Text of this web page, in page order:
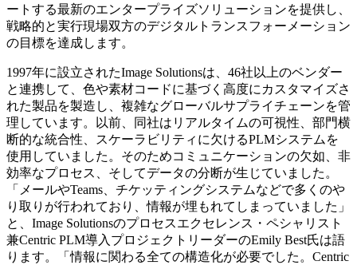
ートする最新のエンタープライズソリューションを提供し、
戦略的と実行現場双方のデジタルトランスフォーメーション
の目標を達成します。
1997年に設立されたImage Solutionsは、46社以上のベンダー
と連携して、色や素材コードに基づく高度にカスタマイズさ
れた製品を製造し、複雑なグローバルサプライチェーンを管
理しています。以前、同社はリアルタイムの可視性、部門横
断的な統合性、スケーラビリティに欠けるPLMシステムを
使用していました。そのためコミュニケーションの欠如、非
効率なプロセス、そしてデータの分断が生じていました。
「メールやTeams、チケッティングシステムなどで多くのや
り取りが行われており、情報が埋もれてしまっていました」
と、Image Solutionsのプロセスエクセレンス・ペシャリスト
兼Centric PLM導入プロジェクトリーダーのEmily Best氏は語
ります。「情報に関わる全ての構造化が必要でした。Centric